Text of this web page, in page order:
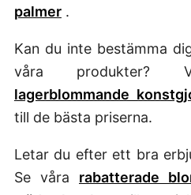
palmer.
Kan du inte bestämma
våra produkter?
lagerblommande
till de bästa priserna.
Letar du efter ett bra
Se våra rabatterade